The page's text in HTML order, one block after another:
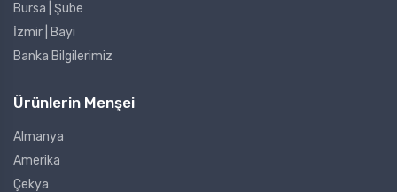
Bursa | Şube
İzmir | Bayi
Banka Bilgilerimiz
Ürünlerin Menşei
Almanya
Amerika
Çekya